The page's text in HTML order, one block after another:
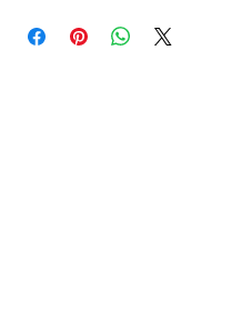
disponibilidad del producto via